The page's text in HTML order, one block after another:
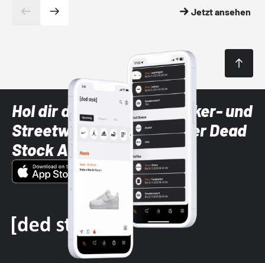
Jetzt ansehen
Hol dir die neuesten Sneaker- und
Streetwear-Brands mit der Dead
Stock App